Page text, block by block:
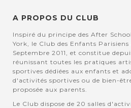
A PROPOS DU CLUB
Inspiré du principe des After
York, le Club des Enfants
Septembre 2011, et constitue
réunissant toutes les pratiques
sportives dédiées aux enfants et
d'activités sportives ou de bien-
proposée aux parents.
Le Club dispose de 20 salles